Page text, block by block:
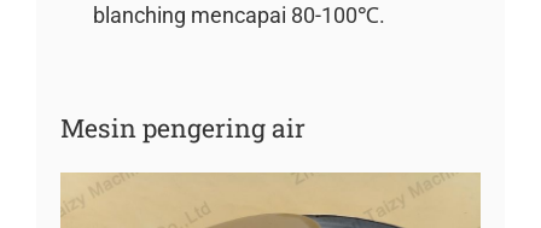
blanching mencapai 80-100℃.
Mesin pengering air